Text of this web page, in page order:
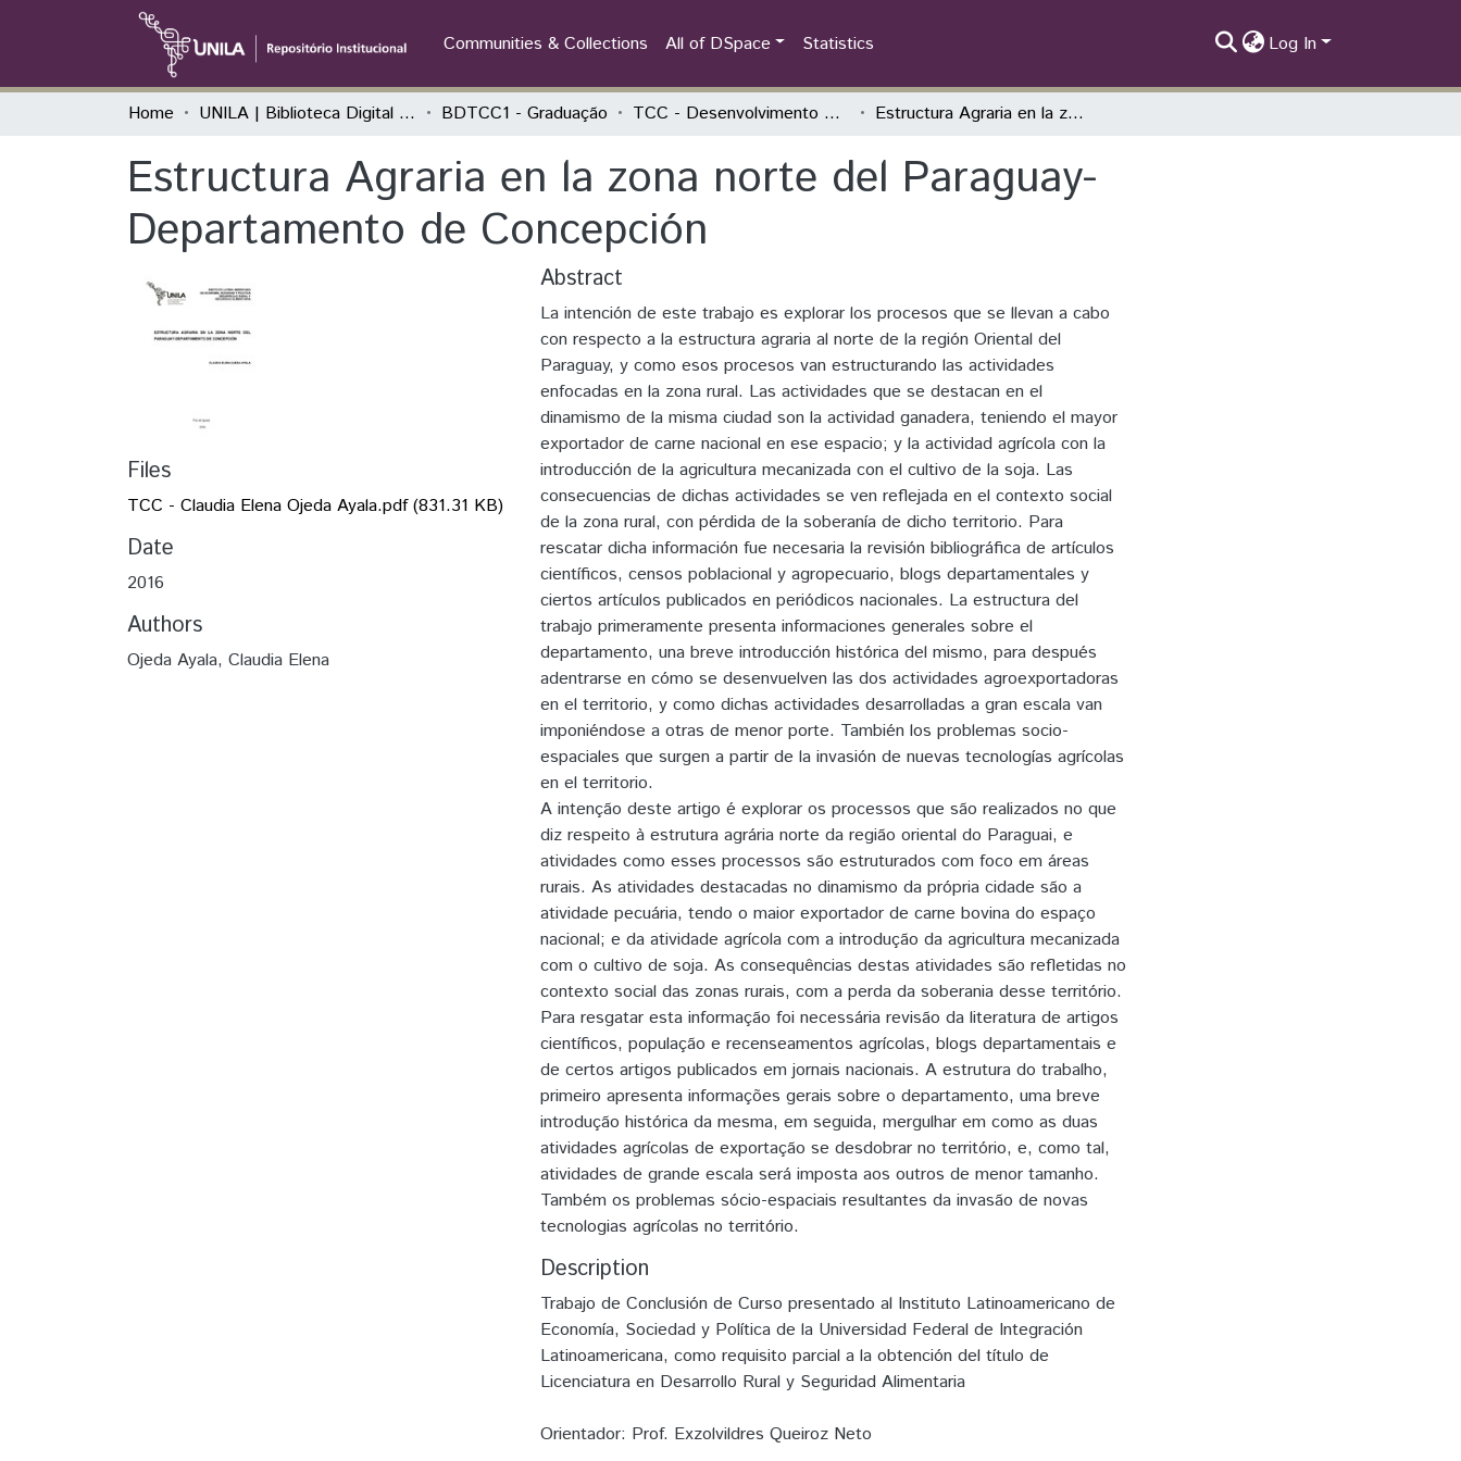
Communities & Collections All of DSpace Statistics Log In
Home UNILA | Biblioteca Digital de Trabalhos de Conclusão de Curso BDTCC1 - Graduação TCC - Desenvolvimento Rural e Segurança Alimentar Estructura Agraria en la zona norte del Paraguay-Departamento de Concepción
Estructura Agraria en la zona norte del Paraguay-
Departamento de Concepción
Files
TCC - Claudia Elena Ojeda Ayala.pdf(831.31 KB)
Date
2016
Authors
Ojeda Ayala, Claudia Elena
Abstract
La intención de este trabajo es explorar los procesos que se llevan a cabo
con respecto a la estructura agraria al norte de la región Oriental del
Paraguay, y como esos procesos van estructurando las actividades
enfocadas en la zona rural. Las actividades que se destacan en el
dinamismo de la misma ciudad son la actividad ganadera, teniendo el mayor
exportador de carne nacional en ese espacio; y la actividad agrícola con la
introducción de la agricultura mecanizada con el cultivo de la soja. Las
consecuencias de dichas actividades se ven reflejada en el contexto social
de la zona rural, con pérdida de la soberanía de dicho territorio. Para
rescatar dicha información fue necesaria la revisión bibliográfica de artículos
científicos, censos poblacional y agropecuario, blogs departamentales y
ciertos artículos publicados en periódicos nacionales. La estructura del
trabajo primeramente presenta informaciones generales sobre el
departamento, una breve introducción histórica del mismo, para después
adentrarse en cómo se desenvuelven las dos actividades agroexportadoras
en el territorio, y como dichas actividades desarrolladas a gran escala van
imponiéndose a otras de menor porte. También los problemas socio-
espaciales que surgen a partir de la invasión de nuevas tecnologías agrícolas
en el territorio.
A intenção deste artigo é explorar os processos que são realizados no que
diz respeito à estrutura agrária norte da região oriental do Paraguai, e
atividades como esses processos são estruturados com foco em áreas
rurais. As atividades destacadas no dinamismo da própria cidade são a
atividade pecuária, tendo o maior exportador de carne bovina do espaço
nacional; e da atividade agrícola com a introdução da agricultura mecanizada
com o cultivo de soja. As consequências destas atividades são refletidas no
contexto social das zonas rurais, com a perda da soberania desse território.
Para resgatar esta informação foi necessária revisão da literatura de artigos
científicos, população e recenseamentos agrícolas, blogs departamentais e
de certos artigos publicados em jornais nacionais. A estrutura do trabalho,
primeiro apresenta informações gerais sobre o departamento, uma breve
introdução histórica da mesma, em seguida, mergulhar em como as duas
atividades agrícolas de exportação se desdobrar no território, e, como tal,
atividades de grande escala será imposta aos outros de menor tamanho.
Também os problemas sócio-espaciais resultantes da invasão de novas
tecnologias agrícolas no território.
Description
Trabajo de Conclusión de Curso presentado al Instituto Latinoamericano de
Economía, Sociedad y Política de la Universidad Federal de Integración
Latinoamericana, como requisito parcial a la obtención del título de
Licenciatura en Desarrollo Rural y Seguridad Alimentaria
Orientador: Prof. Exzolvildres Queiroz Neto